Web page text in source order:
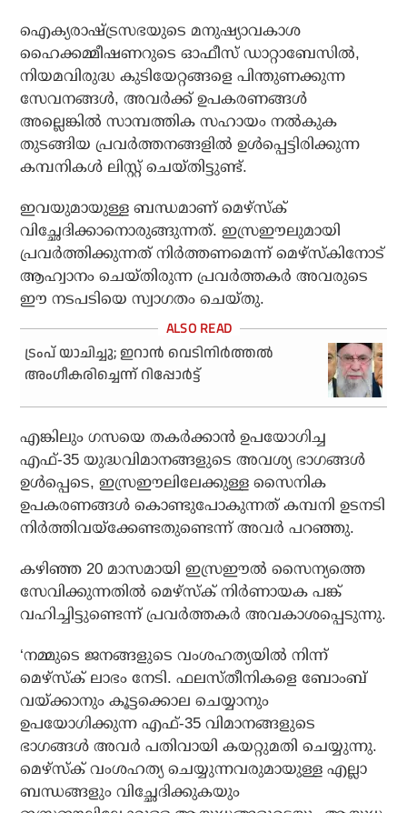
ഐക്യരാഷ്ട്രസഭയുടെ മനുഷ്യാവകാശ
ഹൈക്കമ്മീഷണറുടെ ഓഫീസ് ഡാറ്റാബേസിൽ,
നിയമവിരുദ്ധ കുടിയേറ്റങ്ങളെ പിന്തുണക്കുന്ന
സേവനങ്ങൾ, അവർക്ക് ഉപകരണങ്ങൾ
അല്ലെങ്കിൽ സാമ്പത്തിക സഹായം നൽകുക
തുടങ്ങിയ പ്രവർത്തനങ്ങളിൽ ഉൾപ്പെട്ടിരിക്കുന്ന
കമ്പനികൾ ലിസ്റ്റ് ചെയ്തിട്ടുണ്ട്.
ഇവയുമായുള്ള ബന്ധമാണ് മെഴ്‌സ്ക്
വിച്ഛേദിക്കാനൊരുങ്ങുന്നത്. ഇസ്രഈലുമായി
പ്രവർത്തിക്കുന്നത് നിർത്തണമെന്ന് മെഴ്‌സ്‌കിനോട്
ആഹ്വാനം ചെയ്തിരുന്ന പ്രവർത്തകർ അവരുടെ
ഈ നടപടിയെ സ്വാഗതം ചെയ്തു.
ട്രംപ് യാചിച്ചു; ഇറാൻ വെടിനിർത്തൽ
അംഗീകരിച്ചെന്ന് റിപ്പോർട്ട്
എങ്കിലും ഗസയെ തകർക്കാൻ ഉപയോഗിച്ച
എഫ്-35 യുദ്ധവിമാനങ്ങളുടെ അവശ്യ ഭാഗങ്ങൾ
ഉൾപ്പെടെ, ഇസ്രഈലിലേക്കുള്ള സൈനിക
ഉപകരണങ്ങൾ കൊണ്ടുപോകുന്നത് കമ്പനി ഉടനടി
നിർത്തിവയ്ക്കേണ്ടതുണ്ടെന്ന് അവർ പറഞ്ഞു.
കഴിഞ്ഞ 20 മാസമായി ഇസ്രഈൽ സൈന്യത്തെ
സേവിക്കുന്നതിൽ മെഴ്‌സ്‌ക് നിർണായക പങ്ക്
വഹിച്ചിട്ടുണ്ടെന്ന് പ്രവർത്തകർ അവകാശപ്പെടുന്നു.
‘നമ്മുടെ ജനങ്ങളുടെ വംശഹത്യയിൽ നിന്ന്
മെഴ്‌സ്‌ക് ലാഭം നേടി. ഫലസ്തീനികളെ ബോംബ്
വയ്ക്കാനും കൂട്ടക്കൊല ചെയ്യാനും
ഉപയോഗിക്കുന്ന എഫ്-35 വിമാനങ്ങളുടെ
ഭാഗങ്ങൾ അവർ പതിവായി കയറ്റുമതി ചെയ്യുന്നു.
മെഴ്‌സ്‌ക് വംശഹത്യ ചെയ്യുന്നവരുമായുള്ള എല്ലാ
ബന്ധങ്ങളും വിച്ഛേദിക്കുകയും